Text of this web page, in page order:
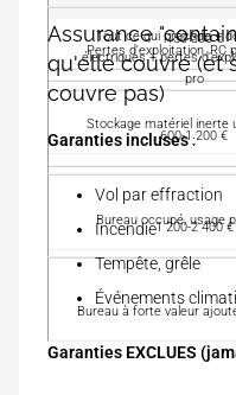
tu
v
e
E
c
o
u
r
e
P
S
e
a
n
n
u
l
o
r
q
u
150-300 €
Stockage matériel inerte
Pertes d'exploitation, RC
600-1 200 €
Bureau occupé, usage
Tout ce qui précède +
électriques + pertes
pro
-
1 200-2 400 €
Bureau à forte valeur
Assurance
qu'elle couvre (et
couvre pas)
Garanties incluses:
Vol par effraction
Incendie
Tempête, grêle
Événements
Garanties EXCLUES